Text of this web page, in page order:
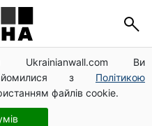
Ukrainianwall.com Ви
з Політикою
файлів cookie.